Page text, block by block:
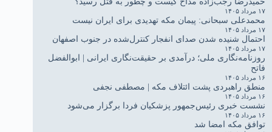
۱۷ مرداد ۱۴۰۵
محمدعلی سبحانی: پیمان مکه تهدیدی برای ایران نیست
۱۷ مرداد ۱۴۰۵
احتمال شنیده شدن صدای انفجار کنترل‌شده در جنوب اصفهان
۱۷ مرداد ۱۴۰۵
روزنامه‌نگاری ملی؛ درآمدی بر حقیقت‌نگاری ایرانی | ابوالفضل
فاتح
۱۶ مرداد ۱۴۰۵
منطق راهبردی پشت ائتلاف مکه | مصطفی نجفی
۱۶ مرداد ۱۴۰۵
نشست خبری رئیس‌جمهور پزشکیان فردا برگزار می‌شود
۱۶ مرداد ۱۴۰۵
توافق مکه امضا شد